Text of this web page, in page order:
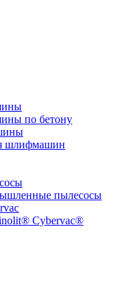
по бетону
шлифмашин
пылесосы
Cybervac®